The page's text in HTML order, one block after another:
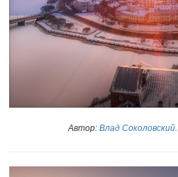
Автор: Влад Соколовский